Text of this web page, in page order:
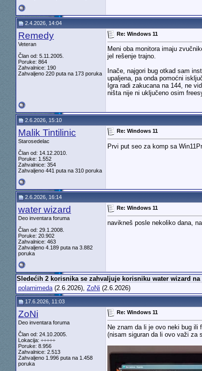
2.4.2026, 14:04
Remedy
Veteran
Član od: 5.11.2005.
Poruke: 864
Zahvalnice: 190
Zahvaljeno 220 puta na 173 poruka
Re: Windows 11
Meni oba monitora imaju
jel rešenje trajno.
Inače, najgori bug otkad sam
upaljena, pa onda pomoćni
Igra radi zakucana na 144, ne
ništa nije ni uključeno osim
2.6.2026, 15:10
Malik Tintilinic
Starosedelac
Član od: 14.12.2010.
Poruke: 1.552
Zahvalnice: 354
Zahvaljeno 441 puta na 310 poruka
Re: Windows 11
Prvi put seo za komp sa
2.6.2026, 16:14
water wizard
Deo inventara foruma
Član od: 29.1.2008.
Poruke: 20.902
Zahvalnice: 463
Zahvaljeno 4.189 puta na 3.882
poruka
Re: Windows 11
navikneš posle nekoliko dana,
Sledećih 2 korisnika se zahvaljuje korisniku water wizard
polarnimeda(2.6.2026), ZoNi (2.6.2026)
17.6.2026, 11:03
ZoNi
Deo inventara foruma
Član od: 24.10.2005.
Lokacija: ÷÷÷÷÷
Poruke: 8.956
Zahvalnice: 2.513
Zahvaljeno 1.996 puta na 1.458
poruka
Re: Windows 11
Ne znam da li je ovo neki bug ili
(nisam siguran da li ovo važi za